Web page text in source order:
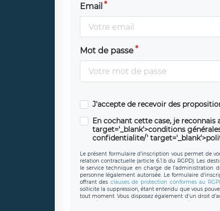
Email
Mot de passe
J'accepte de recevoir des
En cochant cette case, je
target='_blank'>conditions
confidentialite/'
Le présent formulaire d’inscription vous permet de
relation contractuelle (article 6.1.b du RGPD). Les
le service technique en charge de l’administration
personne légalement autorisée. Le formulaire
offrant des clauses de protection conformes au
sollicite la suppression, étant entendu que vous
tout moment. Vous disposez également d’un droit
caractère personnel, ainsi que d’un droit à la